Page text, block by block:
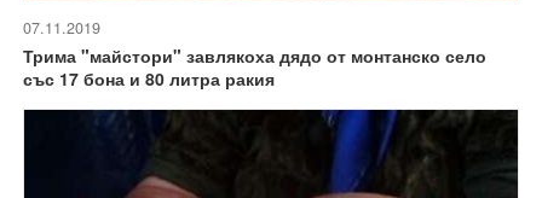
07.11.2019
Трима "майстори" завлякоха дядо от монтанско село
със 17 бона и 80 литра ракия